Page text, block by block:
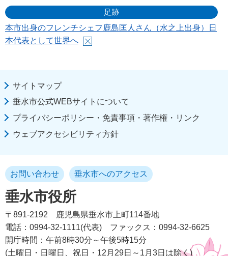
足跡
本市出身のフレンチシェフ鹿島匡人さん（水之上出身）日
本代表として世界へ
サイトマップ
垂水市公式WEBサイトについて
プライバシーポリシー・免責事項・著作権・リンク
ウェブアクセシビリティ方針
垂水市役所
お問い合わせ 垂水市へのアクセス
〒891-2192
鹿児島県垂水市上町114番地
電話：0994-32-1111(代表)
ファックス：0994-32-6625
開庁時間：午前8時30分～午後5時15分
(土曜日・日曜日、祝日・12月29日～1月3日は除く)